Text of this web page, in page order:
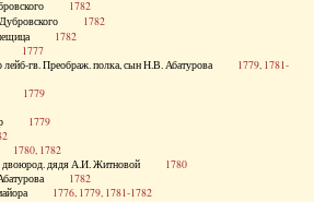
1782
Дубровского 1782
1782
1777
лейб-гв. Преображ. полка, сын Н.В. Абатурова 1779, 1781-
1779
1779
1780, 1782
двоюрод. дядя А.И. Житновой 1780
Абатурова 1782
майора 1776, 1779, 1781-1782